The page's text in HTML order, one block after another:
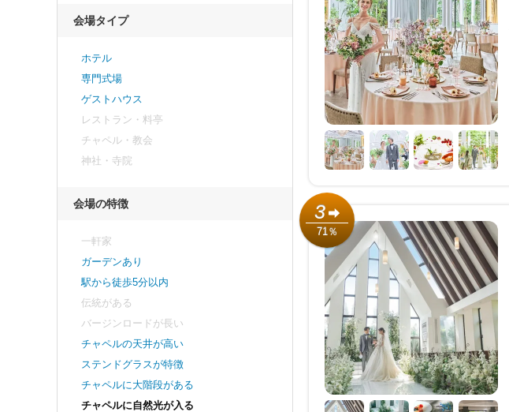
3
71％
会場タイプ
ホテル
専門式場
ゲストハウス
レストラン・料亭
チャペル・教会
神社・寺院
会場の特徴
一軒家
ガーデンあり
駅から徒歩5分以内
伝統がある
バージンロードが長い
チャペルの天井が高い
ステンドグラスが特徴
チャペルに大階段がある
チャペルに自然光が入る